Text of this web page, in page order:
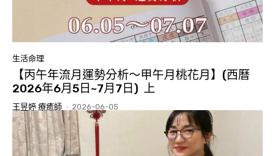
生活命理
【丙午年流月運勢分析～甲午月桃花月】(西曆
2026年6月5日~7月7日) 上
王昱婷 療癒師 - 2026-06-05